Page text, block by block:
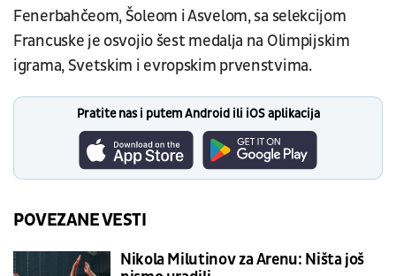
Fenerbahčeom, Šoleom i Asvelom, sa selekcijom
Francuske je osvojio šest medalja na Olimpijskim
igrama, Svetskim i evropskim prvenstvima.
Pratite nas i putem Android ili iOS aplikacija
POVEZANE VESTI
Nikola Milutinov za Arenu: Ništa još